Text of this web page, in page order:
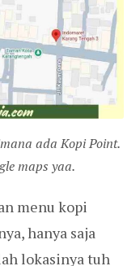
ada Kopi Point.
maps yaa.
menu kopi
hanya saja
lokasinya tuh